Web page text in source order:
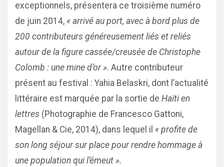
exceptionnels, présentera ce troisième numéro
de juin 2014, « arrivé au port, avec à bord plus de
200 contributeurs généreusement liés et reliés
autour de la figure cassée/creusée de Christophe
Colomb : une mine d’or ». Autre contributeur
présent au festival : Yahia Belaskri, dont l’actualité
littéraire est marquée par la sortie de Haïti en
lettres (Photographie de Francesco Gattoni,
Magellan & Cie, 2014), dans lequel il « profite de
son long séjour sur place pour rendre hommage à
une population qui l’émeut ».